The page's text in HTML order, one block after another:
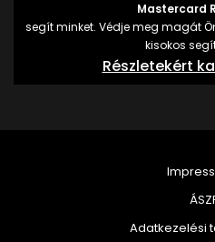
Mastercard
segít minket. Védje meg magát
kisokos
Részletekért
Adatkezelési